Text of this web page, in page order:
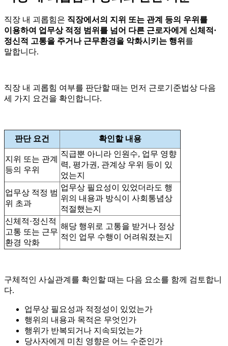
직장 내 괴롭힘은 직장에서의 지위 또는 관계 등의 우위를
이용하여 업무상 적정 범위를 넘어 다른 근로자에게 신체적·
정신적 고통을 주거나 근무환경을 악화시키는 행위 를
말합니다.
직장 내 괴롭힘 여부를 판단할 때는 먼저 근로기준법상 다음
세 가지 요건을 확인합니다.
판단 요건 확인할 내용
지위 또는 관계
등의 우위
직급뿐 아니라 인원수, 업무 영향
력, 평가권, 관계상 우위 등이 있
었는지
업무상 적정 범
위 초과
업무상 필요성이 있었더라도 행
위의 내용과 방식이 사회통념상
적절했는지
신체적·정신적
고통 또는 근무
환경 악화
해당 행위로 고통을 받거나 정상
적인 업무 수행이 어려워졌는지
구체적인 사실관계를 확인할 때는 다음 요소를 함께 검토합니
다.
업무상 필요성과 적정성이 있었는가
행위의 내용과 목적은 무엇인가
행위가 반복되거나 지속되었는가
당사자에게 미친 영향은 어느 수준인가